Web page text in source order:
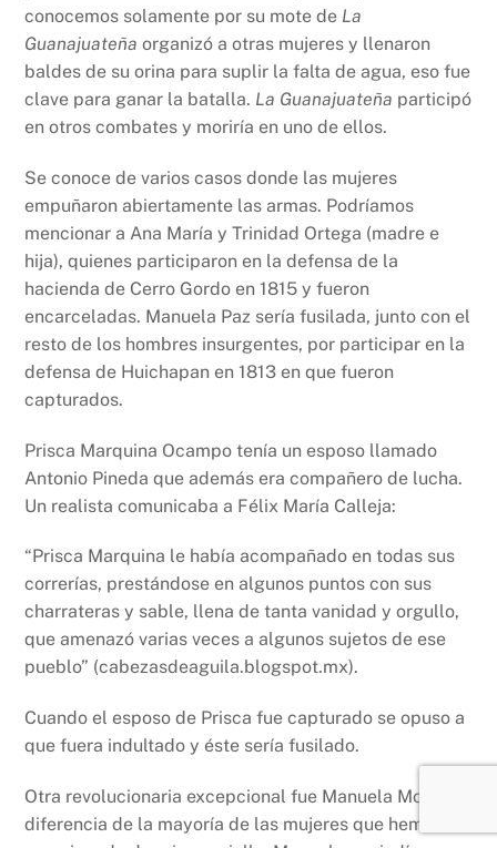
conocemos solamente por su mote de La
Guanajuateña organizó a otras mujeres y llenaron
baldes de su orina para suplir la falta de agua, eso fue
clave para ganar la batalla. La Guanajuateña participó
en otros combates y moriría en uno de ellos.
Se conoce de varios casos donde las mujeres
empuñaron abiertamente las armas. Podríamos
mencionar a Ana María y Trinidad Ortega (madre e
hija), quienes participaron en la defensa de la
hacienda de Cerro Gordo en 1815 y fueron
encarceladas. Manuela Paz sería fusilada, junto con el
resto de los hombres insurgentes, por participar en la
defensa de Huichapan en 1813 en que fueron
capturados.
Prisca Marquina Ocampo tenía un esposo llamado
Antonio Pineda que además era compañero de lucha.
Un realista comunicaba a Félix María Calleja:
“Prisca Marquina le había acompañado en todas sus
correrías, prestándose en algunos puntos con sus
charrateras y sable, llena de tanta vanidad y orgullo,
que amenazó varias veces a algunos sujetos de ese
pueblo” (cabezasdeaguila.blogspot.mx).
Cuando el esposo de Prisca fue capturado se opuso a
que fuera indultado y éste sería fusilado.
Otra revolucionaria excepcional fue Manuela Molina, a
diferencia de la mayoría de las mujeres que hemos